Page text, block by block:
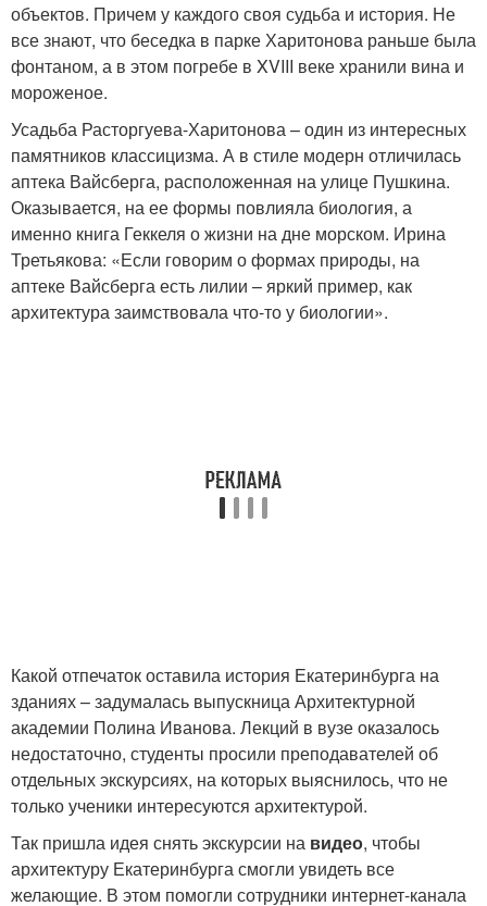
объектов. Причем у каждого своя судьба и история. Не
все знают, что беседка в парке Харитонова раньше была
фонтаном, а в этом погребе в XVIII веке хранили вина и
мороженое.
Усадьба Расторгуева-Харитонова – один из интересных
памятников классицизма. А в стиле модерн отличилась
аптека Вайсберга, расположенная на улице Пушкина.
Оказывается, на ее формы повлияла биология, а
именно книга Геккеля о жизни на дне морском. Ирина
Третьякова: «Если говорим о формах природы, на
аптеке Вайсберга есть лилии – яркий пример, как
архитектура заимствовала что-то у биологии».
Какой отпечаток оставила история Екатеринбурга на
зданиях – задумалась выпускница Архитектурной
академии Полина Иванова. Лекций в вузе оказалось
недостаточно, студенты просили преподавателей об
отдельных экскурсиях, на которых выяснилось, что не
только ученики интересуются архитектурой.
Так пришла идея снять экскурсии на видео, чтобы
архитектуру Екатеринбурга смогли увидеть все
желающие. В этом помогли сотрудники интернет-канала